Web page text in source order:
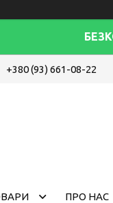
+380 (93) 661-08-22
ПРО НАС